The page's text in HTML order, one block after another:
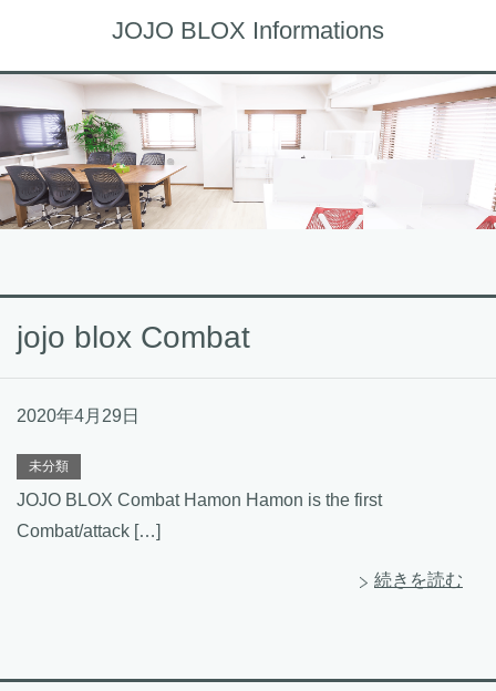
JOJO BLOX Informations
jojo blox Combat
2020年4月29日
未分類
JOJO BLOX Combat Hamon Hamon is the first
Combat/attack […]
続きを読む